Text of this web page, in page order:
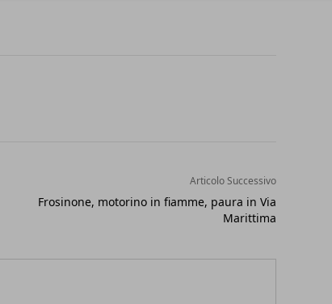
Articolo Successivo
Frosinone, motorino in fiamme, paura in Via
Marittima